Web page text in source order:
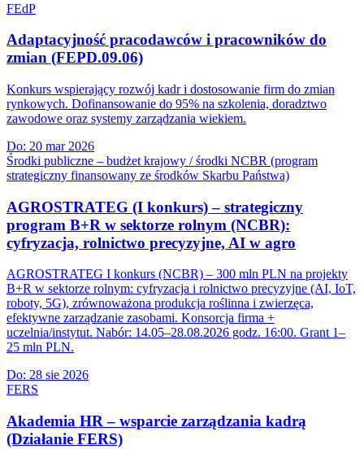
FEdP
Adaptacyjność pracodawców i pracowników do
zmian (FEPD.09.06)
Konkurs wspierający rozwój kadr i dostosowanie firm do zmian
rynkowych. Dofinansowanie do 95% na szkolenia, doradztwo
zawodowe oraz systemy zarządzania wiekiem.
Do: 20 mar 2026
Środki publiczne – budżet krajowy / środki NCBR (program
strategiczny finansowany ze środków Skarbu Państwa)
AGROSTRATEG (I konkurs) – strategiczny
program B+R w sektorze rolnym (NCBR):
cyfryzacja, rolnictwo precyzyjne, AI w agro
AGROSTRATEG I konkurs (NCBR) – 300 mln PLN na projekty
B+R w sektorze rolnym: cyfryzacja i rolnictwo precyzyjne (AI, IoT,
roboty, 5G), zrównoważona produkcja roślinna i zwierzęca,
efektywne zarządzanie zasobami. Konsorcja firma +
uczelnia/instytut. Nabór: 14.05–28.08.2026 godz. 16:00. Grant 1–
25 mln PLN.
Do: 28 sie 2026
FERS
Akademia HR – wsparcie zarządzania kadrą
(Działanie FERS)